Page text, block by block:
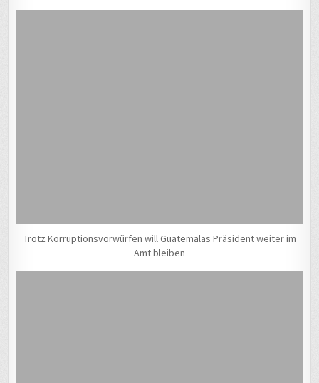
Trotz Korruptionsvorwürfen will Guatemalas Präsident weiter im
Amt bleiben